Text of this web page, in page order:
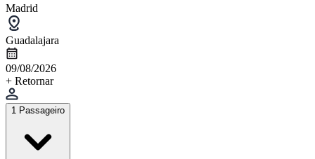
Madrid
Guadalajara
09/08/2026
+ Retornar
1 Passageiro